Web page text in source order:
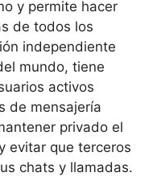
y permite hacer
de todos los
independiente
mundo, tiene
activos
de mensajería
privado el
evitar que terceros
chats y llamadas.